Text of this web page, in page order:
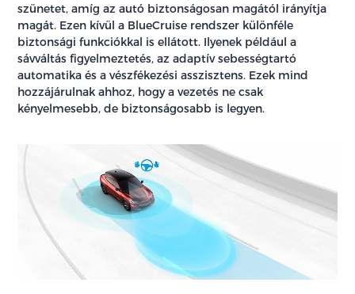
szünetet, amíg az autó biztonságosan magától irányítja
magát. Ezen kívül a BlueCruise rendszer különféle
biztonsági funkciókkal is ellátott. Ilyenek például a
sávváltás figyelmeztetés, az adaptív sebességtartó
automatika és a vészfékezési asszisztens. Ezek mind
hozzájárulnak ahhoz, hogy a vezetés ne csak
kényelmesebb, de biztonságosabb is legyen.